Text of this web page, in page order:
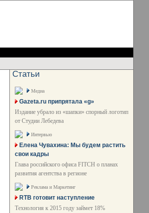
Статьи
Медиа
Gazeta.ru припрятала «g»
Издание убрало из «шапки» спорный логотип
от Студии Лебедева
Интервью
Елена Чувахина: Мы будем растить
свои кадры
Глава российского офиса FITCH о планах
развития агентства в регионе
Реклама и Маркетинг
RTB готовит наступление
Технология к 2015 году займет 18%